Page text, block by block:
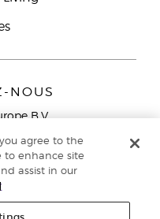
NOUS
B.V.
de la marque
you agree to the
to enhance site
assist in our